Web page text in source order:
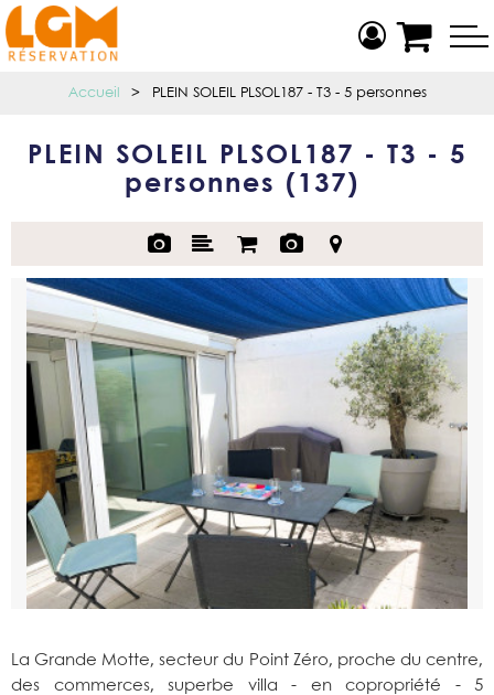
Accueil > PLEIN SOLEIL PLSOL187 - T3 - 5 personnes
PLEIN SOLEIL PLSOL187 - T3 - 5
personnes ( 137 )
La Grande Motte, secteur du Point Zéro, proche du centre,
des commerces, superbe villa - en copropriété - 5